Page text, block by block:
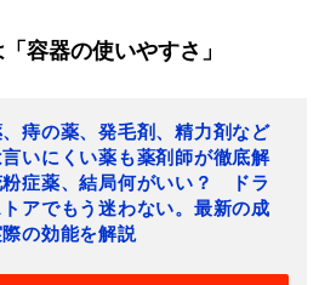
容器の使いやすさ」
痔の薬、発毛剤、精力剤など
言いにくい薬も薬剤師が徹底解
粉症薬、結局何がいい？ ドラ
トアでもう迷わない。最新の成
の効能を解説